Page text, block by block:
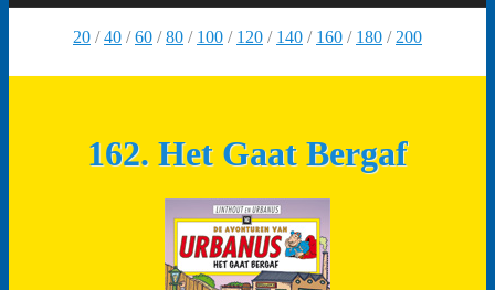
20 /40 /60 /80 / 100 / 120 / 140 / 160 / 180 / 200
162. Het Gaat Bergaf